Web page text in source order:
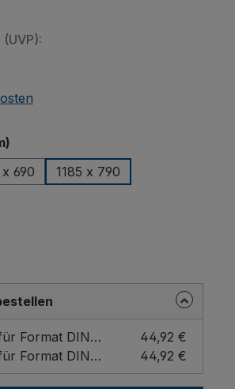
auswählen
690 1185 x 790
Schreibtafel für Format DIN A4 Farbe: Grau / Format: DIN A4 hoch
44,92 €
Schreibtafel für Format DIN A4 Farbe: Grau / Format: DIN A4 quer
44,92 €